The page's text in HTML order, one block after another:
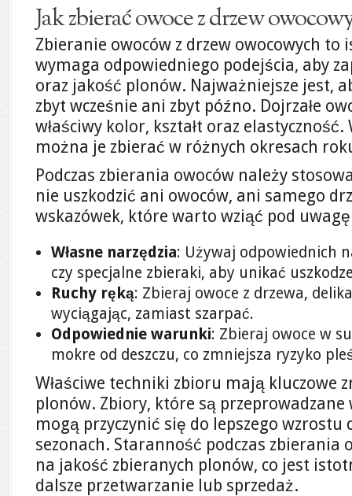
Jak zbierać owoce z drzew
Zbieranie owoców z drzew owocowych to
wymaga odpowiedniego podejścia, aby
oraz jakość plonów. Najważniejsze jest,
zbyt wcześnie ani zbyt późno. Dojrzałe
właściwy kolor, kształt oraz
można je zbierać w różnych okresach
Podczas zbierania owoców należy
nie uszkodzić ani owoców, ani samego
wskazówek, które warto wziąć pod
Własne narzędzia: Używaj odpowiednich
czy specjalne zbieraki, aby unikać
Ruchy ręką: Zbieraj owoce z drzewa,
wyciągając, zamiast szarpać.
Odpowiednie warunki: Zbieraj owoce w
mokre od deszczu, co zmniejsza ryzyko
Właściwe techniki zbioru mają kluczowe
plonów. Zbiory, które są przeprowadzane
mogą przyczynić się do lepszego wzrostu
sezonach. Staranność podczas zbierania
na jakość zbieranych plonów, co jest
dalsze przetwarzanie lub sprzedaż.